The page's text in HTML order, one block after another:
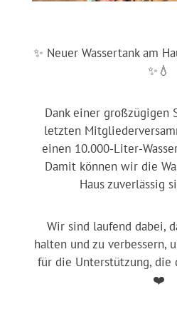
✨ Neuer Wassertank am
✨💧
Dank einer großzügigen
letzten
einen 10.000-Liter-
Damit können wir die
Haus zuverlässig
Wir sind laufend dabei,
halten und zu verbessern,
für die Unterstützung, die
❤️